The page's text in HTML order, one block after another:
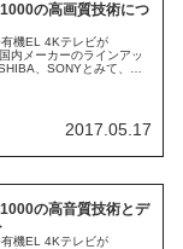
の高画質技術につ
機EL 4Kテレビが
内メーカーのラインアッ
、SONYとみて、
2017.05.17
の高音質技術とデ
機EL 4Kテレビが